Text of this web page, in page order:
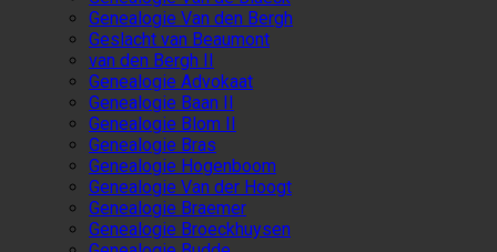
Genealogie Van den Bergh
Geslacht van Beaumont
van den Bergh II
Genealogie Advokaat
Genealogie Baan II
Genealogie Blom II
Genealogie Bras
Genealogie Hogenboom
Genealogie Van der Hoogt
Genealogie Braemer
Genealogie Broeckhuysen